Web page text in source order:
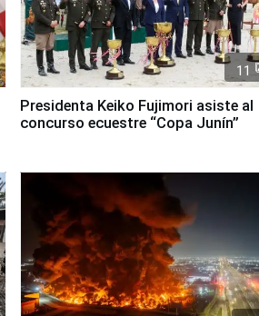
11
Presidenta Keiko Fujimori asiste al
concurso ecuestre “Copa Junín”